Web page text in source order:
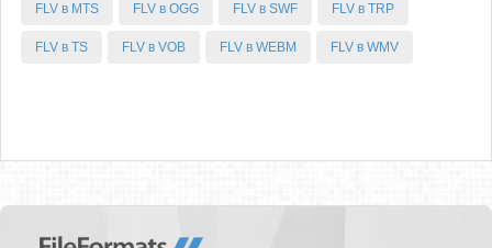
FLV в MTS FLV в OGG FLV в SWF FLV в TRP
FLV в TS FLV в VOB FLV в WEBM FLV в WMV